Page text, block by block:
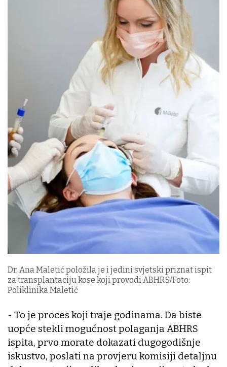
Dr. Ana Maletić položila je i jedini svjetski priznat ispit
za transplantaciju kose koji provodi ABHRS/Foto:
Poliklinika Maletić
- To je proces koji traje godinama. Da biste
uopće stekli mogućnost polaganja ABHRS
ispita, prvo morate dokazati dugogodišnje
iskustvo, poslati na provjeru komisiji detaljnu